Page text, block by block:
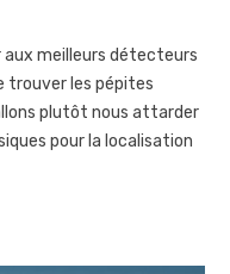
aux meilleurs détecteurs
trouver les pépites
plutôt nous attarder
pour la localisation